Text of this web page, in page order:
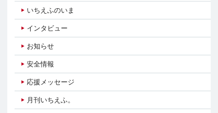
いちえふのいま
インタビュー
お知らせ
安全情報
応援メッセージ
月刊いちえふ。